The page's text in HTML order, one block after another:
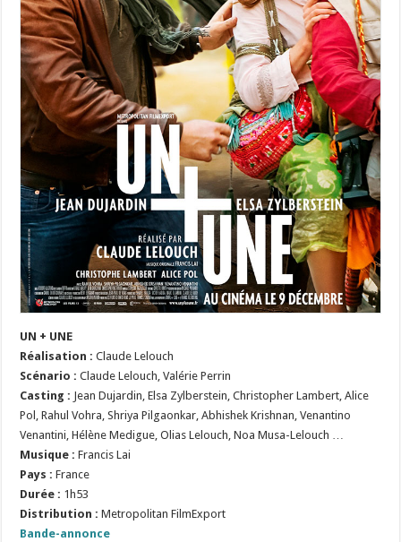
UN + UNE
Réalisation :Claude Lelouch
Scénario : Claude Lelouch, Valérie Perrin
Casting : Jean Dujardin, Elsa Zylberstein, Christopher Lambert, Alice
Pol, Rahul Vohra, Shriya Pilgaonkar, Abhishek Krishnan, Venantino
Venantini, Hélène Medigue, Olias Lelouch, Noa Musa-Lelouch …
Musique : Francis Lai
Pays : France
Durée : 1h53
Distribution : Metropolitan FilmExport
Bande-annonce